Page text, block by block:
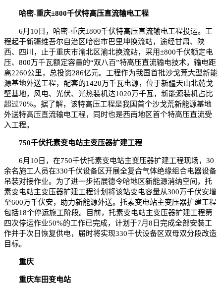
哈密-重庆±800千伏特高压直流输电工程
6月10日，哈密-重庆±800千伏特高压直流输电工程投运。工
程起于新疆维吾尔自治区哈密市巴里坤换流站，途经甘肃、陕
西、四川，止于重庆市渝北区渝北换流站，采用±800千伏额定电
压、800万千瓦额定容量的“双八百”特高压直流输电技术，输电距
离2260公里，总投资286亿元。工程作为我国首批沙戈荒大型新能
源基地外送工程，配套的1420万千瓦电源，位于新疆天山北麓戈
壁基地，风电、光伏、光热装机达1020万千瓦，新能源装机占比
超过70%。据了解，该特高压工程是我国首个沙戈荒新能源基地
外送特高压直流输电工程，同时也是西南地区首个特高压直流受
入工程。
750千伏托素变电站主变压器扩建工程
6月10日，在750千伏托素变电站主变压器扩建工程现场，30
余名施工人员在330千伏设备区开展全复合气体绝缘组合电器设备
吊装对接作业。为了进一步拓展德令哈地区新能源消纳空间，托
素变电站主变压器扩建工程计划将该站变电容量从300万千伏安增
至600万千伏安，助力新能源外送。托素变电站主变压器扩建工程
包括18个停运施工阶段。目前，托素变电站主变压器扩建工程第
四次停运作业50%的工作已完成，计划于7月8日完成全部安装工
作并于次日恢复供电，届时将实现330千伏设备区双母双分段改造
目标。
重庆
重庆车田变电站